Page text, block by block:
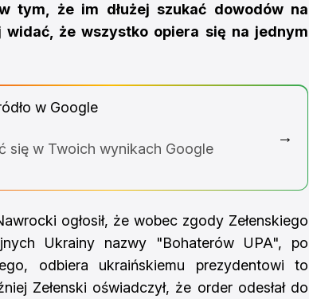
tym, że im dłużej szukać dowodów na
że wszystko opiera się na jednym
w Google
się w Twoich wynikach Google
→
ogłosił, że wobec zgody Zełenskiego
Ukrainy nazwy "Bohaterów UPA", po
odbiera ukraińskiemu prezydentowi to
Zełenski oświadczył, że order odesłał do